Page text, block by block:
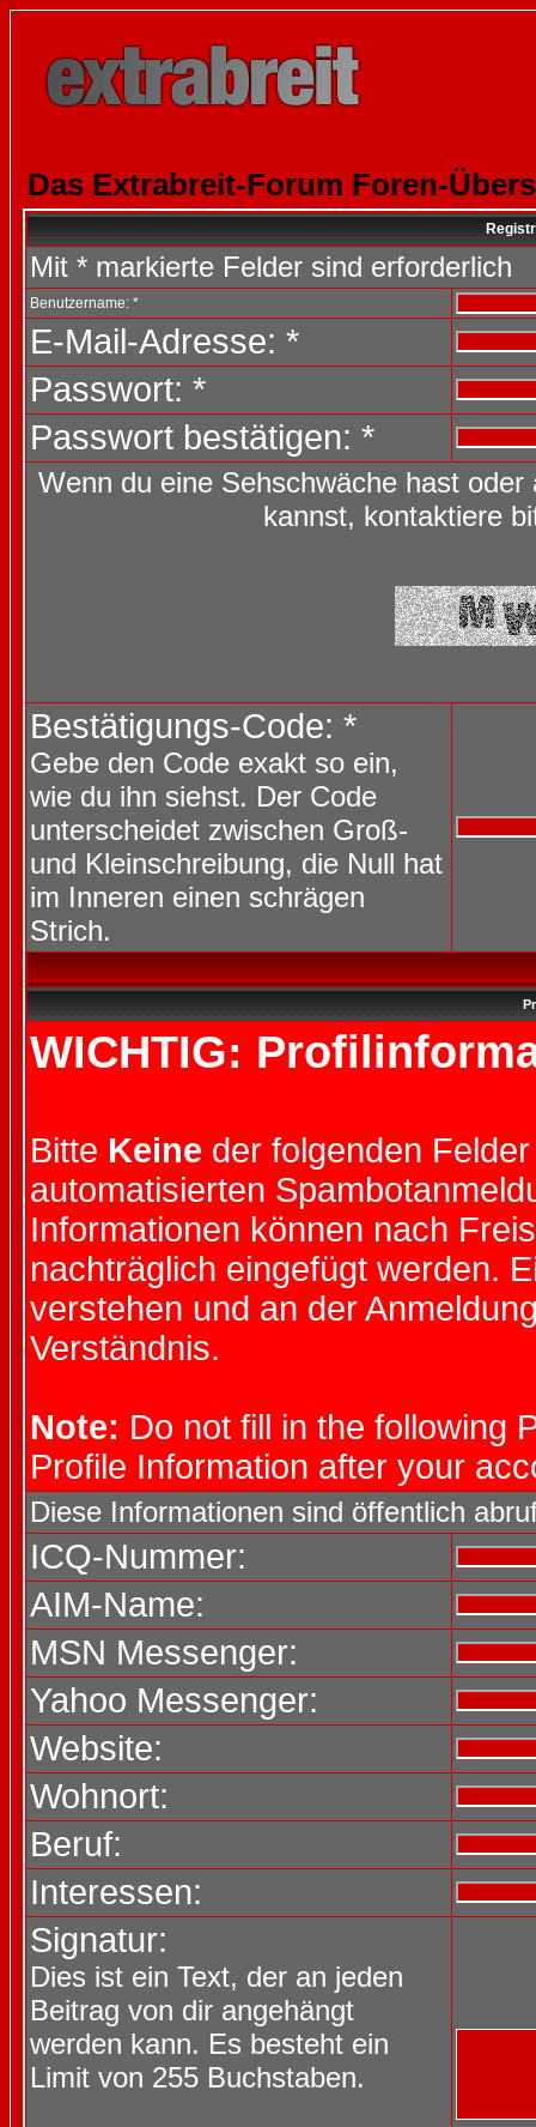
Das Extrabreit-Forum Foren-
Mit * markierte Felder sind erforderlich
Benutzername: *
E-Mail-Adresse: *
Passwort: *
Passwort bestätigen: *
Wenn du eine Sehschwäche hast
kannst, kontaktiere
Bestätigungs-Code: *
Gebe den Code exakt so ein,
wie du ihn siehst. Der Code
unterscheidet zwischen Groß-
und Kleinschreibung, die Null hat
im Inneren einen schrägen
Strich.
WICHTIG:
Bitte Keine der folgenden
automatisierten
Informationen können nach
nachträglich eingefügt werden.
verstehen und an der
Verständnis.
Note: Do not fill in the following
Profile Information after your
Diese Informationen sind öffentlich
ICQ-Nummer:
AIM-Name:
MSN Messenger:
Yahoo Messenger:
Website:
Wohnort:
Beruf:
Interessen:
Signatur:
Dies ist ein Text, der an jeden
Beitrag von dir angehängt
werden kann. Es besteht ein
Limit von 255 Buchstaben.